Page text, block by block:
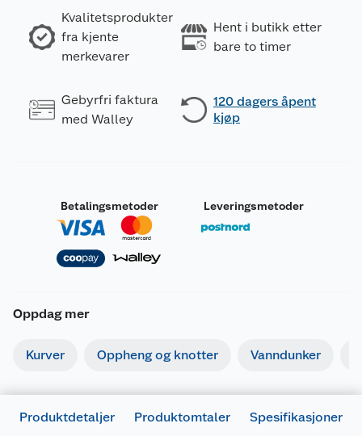
Kvalitetsprodukter
fra kjente
merkevarer
Hent i butikk etter
bare to timer
Gebyrfri faktura
med Walley
120 dagers åpent
kjøp
Betalingsmetoder Leveringsmetoder
Oppdag mer
Kurver Oppheng og knotter Vanndunker
Produktdetaljer Produktomtaler Spesifikasjoner